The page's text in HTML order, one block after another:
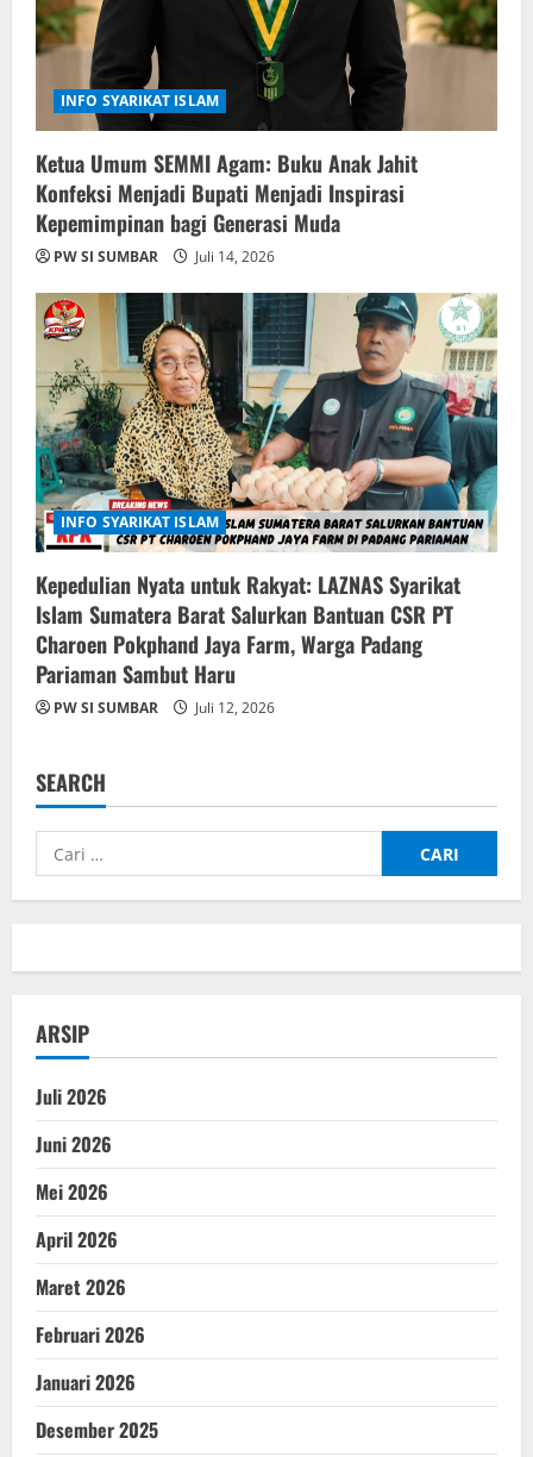
INFO SYARIKAT ISLAM
Ketua Umum SEMMI Agam: Buku Anak Jahit
Konfeksi Menjadi Bupati Menjadi Inspirasi
Kepemimpinan bagi Generasi Muda
PW SI SUMBAR Juli 14, 2026
INFO SYARIKAT ISLAM
Kepedulian Nyata untuk Rakyat: LAZNAS Syarikat
Islam Sumatera Barat Salurkan Bantuan CSR PT
Charoen Pokphand Jaya Farm, Warga Padang
Pariaman Sambut Haru
PW SI SUMBAR Juli 12, 2026
SEARCH
Cari
untuk:
ARSIP
Juli 2026
Juni 2026
Mei 2026
April 2026
Maret 2026
Februari 2026
Januari 2026
Desember 2025